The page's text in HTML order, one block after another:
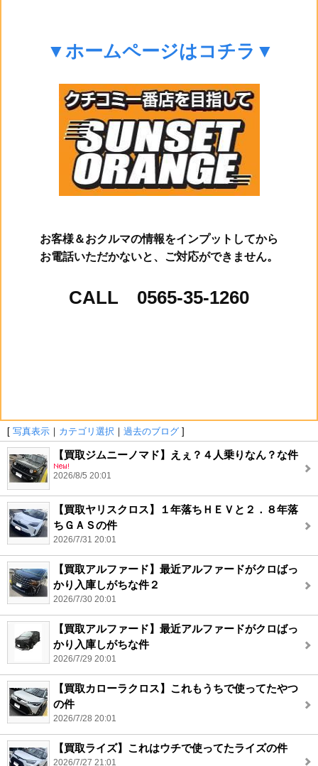
▼ホームページはコチラ▼
お客様＆おクルマの情報をインプットしてから
お電話いただかないと、ご対応ができません。
CALL 0565-35-1260
[ 写真表示 ｜ カテゴリ選択 ｜ 過去のブログ ]
【買取ジムニーノマド】えぇ？４人乗りなん？な件
2026/8/5 20:01
【買取ヤリスクロス】１年落ちＨＥＶと２．８年落
ちＧＡＳの件
2026/7/31 20:01
【買取アルファード】最近アルファードがクロばっ
かり入庫しがちな件２
2026/7/30 20:01
【買取アルファード】最近アルファードがクロばっ
かり入庫しがちな件
2026/7/29 20:01
【買取カローラクロス】これもうちで使ってたやつ
の件
2026/7/28 20:01
【買取ライズ】これはウチで使ってたライズの件
2026/7/27 21:01